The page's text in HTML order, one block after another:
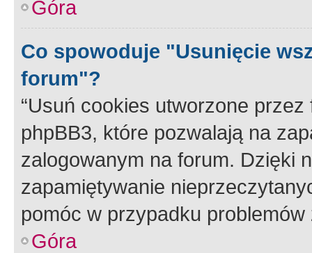
Góra
Co spowoduje "Usunięcie
forum"?
“Usuń cookies utworzone
phpBB3, które pozwalają na
zalogowanym na forum. Dzięki
zapamiętywanie
pomóc w przypadku
Góra